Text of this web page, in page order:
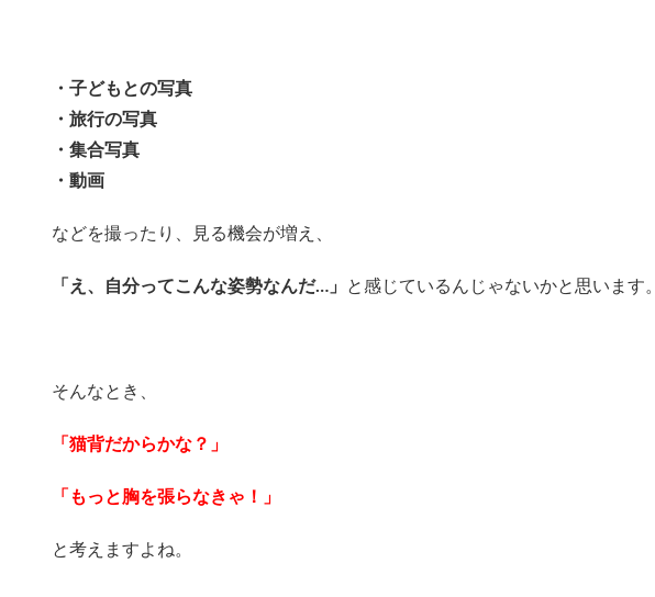
・子どもとの写真
・旅行の写真
・集合写真
・動画
などを撮ったり、見る機会が増え、
「え、自分ってこんな姿勢なんだ…」 と感じているんじゃないかと思います。
そんなとき、
「猫背だからかな？」
「もっと胸を張らなきゃ！」
と考えますよね。